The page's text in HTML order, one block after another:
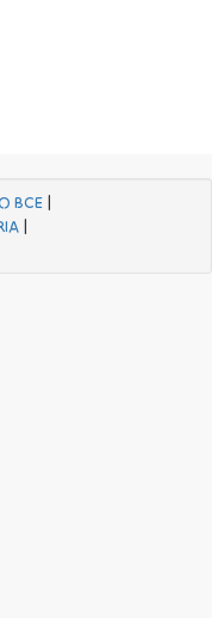
BCE|
|